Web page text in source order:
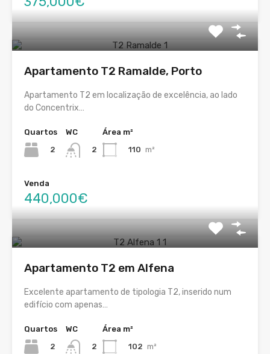
Apartamento T2 Ramalde, Porto
Apartamento T2 em localização de excelência, ao lado
do Concentrix…
Quartos
2
WC
2
Área m²
110 m²
Venda
440,000€
Apartamento T2 em Alfena
Excelente apartamento de tipologia T2, inserido num
edifício com apenas…
Quartos
2
WC
2
Área m²
102 m²